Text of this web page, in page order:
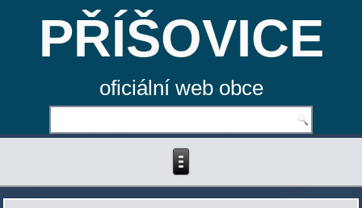
PŘÍŠOVICE
oficiální web obce